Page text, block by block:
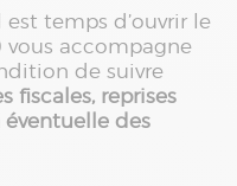
est temps d’ouvrir le
vous accompagne
de suivre
fiscales, reprises
éventuelle des